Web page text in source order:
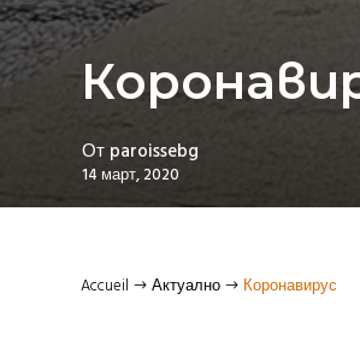
От paroissebg
14 март, 2020
Accueil $ Актуално $ Коронавирус